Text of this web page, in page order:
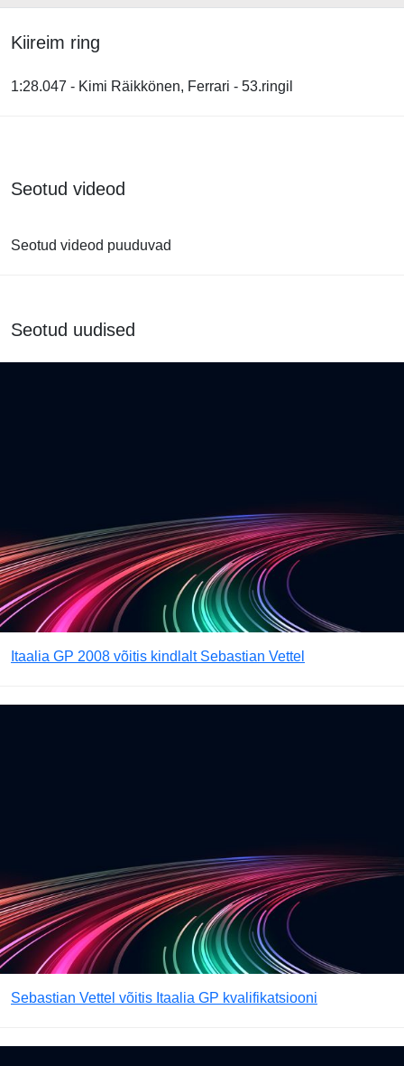
Kiireim ring
1:28.047 - Kimi Räikkönen, Ferrari - 53.ringil
Seotud videod
Seotud videod puuduvad
Seotud uudised
Itaalia GP 2008 võitis kindlalt Sebastian Vettel
Sebastian Vettel võitis Itaalia GP kvalifikatsiooni